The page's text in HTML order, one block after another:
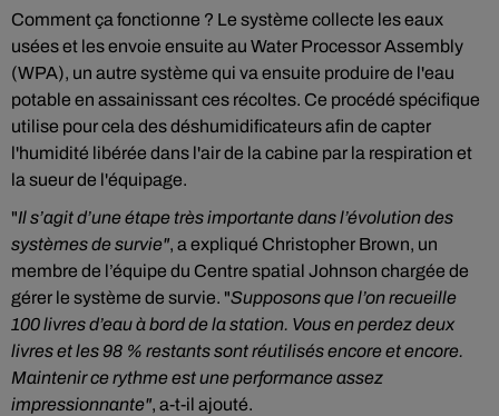
Comment ça fonctionne ? Le système collecte les eaux
usées et les envoie ensuite au Water Processor Assembly
(WPA), un autre système qui va ensuite produire de l'eau
potable en assainissant ces récoltes. Ce procédé spécifique
utilise pour cela des déshumidificateurs afin de capter
l'humidité libérée dans l'air de la cabine par la respiration et
la sueur de l'équipage.
"Il s’agit d’une étape très importante dans l’évolution des
systèmes de survie", a expliqué Christopher Brown, un
membre de l’équipe du Centre spatial Johnson chargée de
gérer le système de survie. "Supposons que l’on recueille
100 livres d’eau à bord de la station. Vous en perdez deux
livres et les 98 % restants sont réutilisés encore et encore.
Maintenir ce rythme est une performance assez
impressionnante", a-t-il ajouté.